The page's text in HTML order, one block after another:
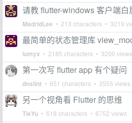
请教 flutter-windows 客户端白
MadridLee • 213 characters • 3219
最简单的状态管理库
lumyx • 2185 characters • 3200 views
第一次写 flutter app 有个疑问
dnslint • 651 characters • 3555 views
另一个视角看 Flutter 的思维
TieYu • 618 characters • 6752 views